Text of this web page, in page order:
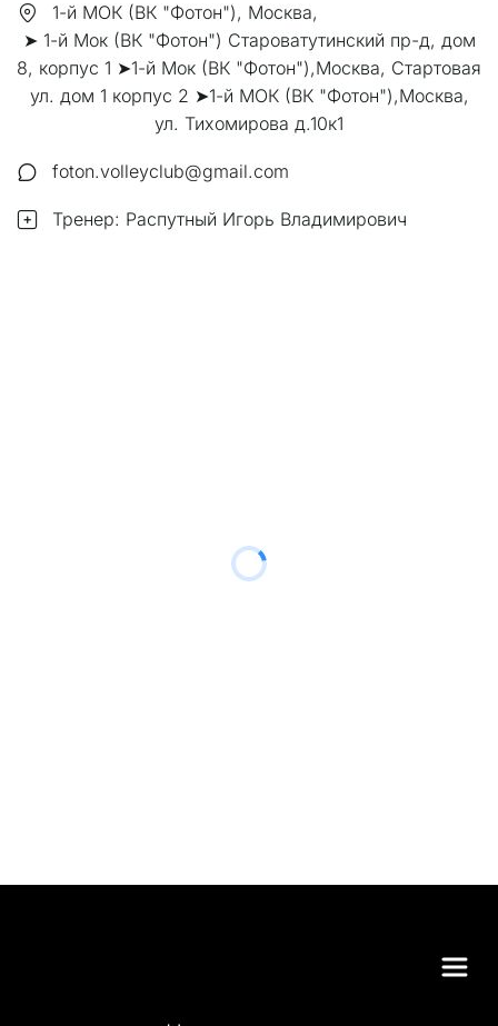
1-й МОК (ВК "Фотон"), Москва,
➤ 1-й Мок (ВК "Фотон") Староватутинский пр-д, дом
8, корпус 1 ➤1-й Мок (ВК "Фотон"),Москва, Стартовая
ул. дом 1 корпус 2 ➤1-й МОК (ВК "Фотон"),Москва,
ул. Тихомирова д.10к1
foton.volleyclub@gmail.com
Тренер: Распутный Игорь Владимирович